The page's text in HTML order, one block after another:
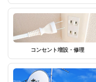
コンセント増設・修理